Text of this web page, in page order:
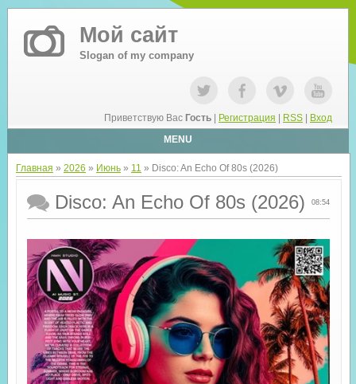
Мой сайт
Slogan of my company
Приветствую Вас Гость Регистрация RSS
Вход
MENU
Главная » 2026 » Июнь » 11 » Disco: An Echo Of 80s (2026)
08:54
Disco: An Echo Of 80s (2026)